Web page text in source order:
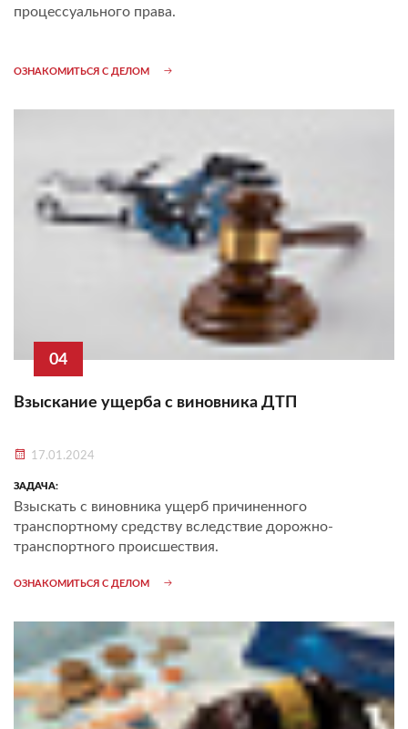
процессуального права.
ОЗНАКОМИТЬСЯ С ДЕЛОМ
04
Взыскание ущерба с виновника ДТП
17.01.2024
ЗАДАЧА:
Взыскать с виновника ущерб причиненного
транспортному средству вследствие дорожно-
транспортного происшествия.
ОЗНАКОМИТЬСЯ С ДЕЛОМ